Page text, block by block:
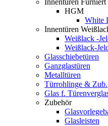
Innentüren Furniert
HGM
White
Innentüren
Weißlack -
Weißlack-
Glasschiebetüren
Ganzglastüren
Metalltüren
Türrohlinge & Zub.
Glas f.
Zubehör
Glasleisten